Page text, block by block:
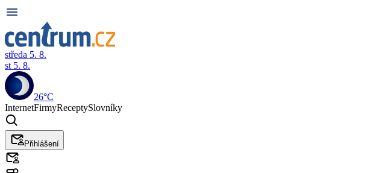
středa 5. 8.
st 5. 8.
26°C
InternetFirmyReceptySlovníky
Přihlášení